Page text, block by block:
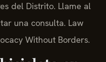
del Distrito. Llame al
una consulta. Law
Without Borders.